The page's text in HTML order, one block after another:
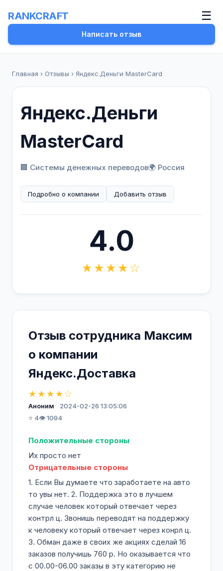
RANKCRAFT ☰
Написать отзыв
Главная › Отзывы › Яндекс.Деньги MasterCard
Яндекс.Деньги
MasterCard
🏢 Системы денежных переводов🌍 Россия
Подробно о компании Добавить отзыв
4.0
★★★★☆
Отзыв сотрудника Максим
о компании
Яндекс.Доставка
★★★★☆
Аноним
2024-02-26 13:05:06
⭐ 4👁️ 1094
Положительные стороны
Их просто нет
Отрицательные стороны
1. Если Вы думаете что заработаете на авто
то увы нет. 2. Поддержка это в лучшем
случае человек который отвечает через
контрл ц. Звонишь переводят на поддержку
к человеку который отвечает через конрл ц.
3. Обман даже в своих же акциях сделай 16
заказов получишь 760 р. Но оказывается что
с 00.00-06.00 заказы в эту категорию не